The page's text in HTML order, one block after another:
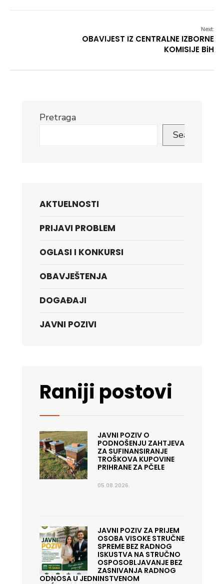
Next:
OBAVIJEST IZ CENTRALNE IZBORNE
KOMISIJE BiH
Pretraga
Search
AKTUELNOSTI
PRIJAVI PROBLEM
OGLASI I KONKURSI
OBAVJEŠTENJA
DOGAĐAJI
JAVNI POZIVI
Raniji postovi
JAVNI POZIV O
PODNOŠENJU ZAHTJEVA
ZA SUFINANSIRANJE
TROŠKOVA KUPOVINE
PRIHRANE ZA PČELE
05.08.2026.
JAVNI POZIV ZA PRIJEM
OSOBA VISOKE STRUČNE
SPREME BEZ RADNOG
ISKUSTVA NA STRUČNO
OSPOSOBLJAVANJE BEZ
ZASNIVANJA RADNOG
ODNOSA U JEDNINSTVENOM